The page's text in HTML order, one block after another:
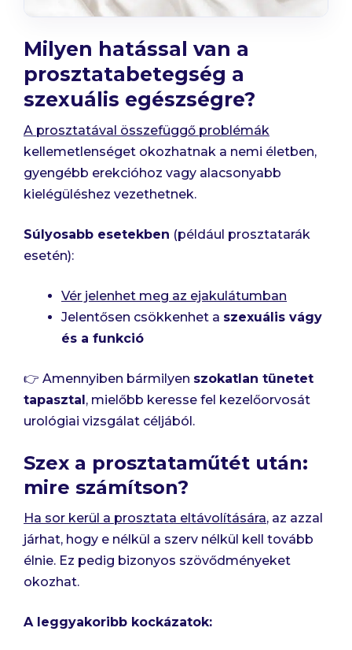
Milyen hatással van a
prosztatabetegség a
szexuális egészségre?
A prosztatával összefüggő problémák
kellemetlenséget okozhatnak a nemi életben,
gyengébb erekcióhoz vagy alacsonyabb
kielégüléshez vezethetnek.
Súlyosabb esetekben (például prosztatarák
esetén):
Vér jelenhet meg az ejakulátumban
Jelentősen csökkenhet a szexuális vágy
és a funkció
👉 Amennyiben bármilyen szokatlan tünetet
tapasztal , mielőbb keresse fel kezelőorvosát
urológiai vizsgálat céljából.
Szex a prosztataműtét után:
mire számítson?
Ha sor kerül a prosztata eltávolítására, az azzal
járhat, hogy e nélkül a szerv nélkül kell tovább
élnie. Ez pedig bizonyos szövődményeket
okozhat.
A leggyakoribb kockázatok: